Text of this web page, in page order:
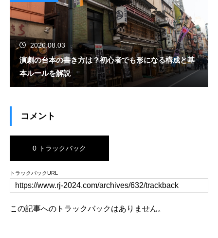
2026.08.03
演劇の台本の書き方は？初心者でも形になる構成と基
本ルールを解説
コメント
0 トラックバック
トラックバックURL
この記事へのトラックバックはありません。